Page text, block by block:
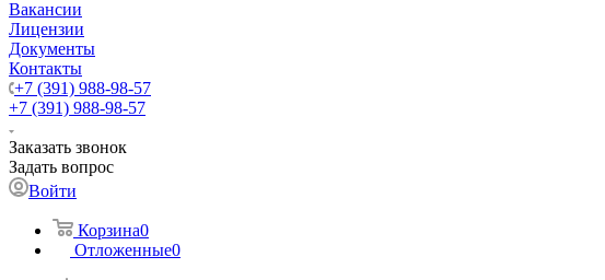
Вакансии
Лицензии
Документы
Контакты
+7 (391) 988-98-57
+7 (391) 988-98-57
Заказать звонок
Задать вопрос
Войти
Корзина0
Отложенные0